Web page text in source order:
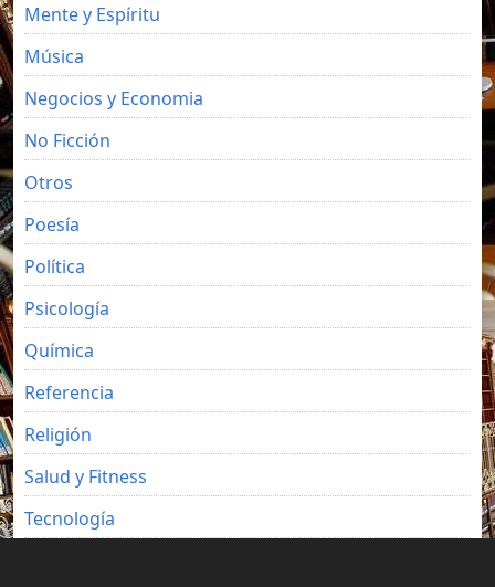
Mente y Espíritu
Música
Negocios y Economia
No Ficción
Otros
Poesía
Política
Psicología
Química
Referencia
Religión
Salud y Fitness
Tecnología